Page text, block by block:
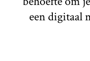
een digitaal